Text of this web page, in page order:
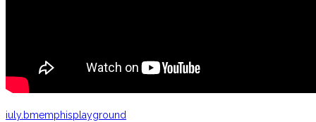
iuly.bmemphisplayground